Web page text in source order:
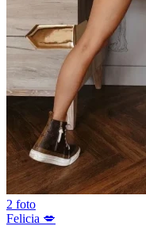
2 foto
Felicia 💋